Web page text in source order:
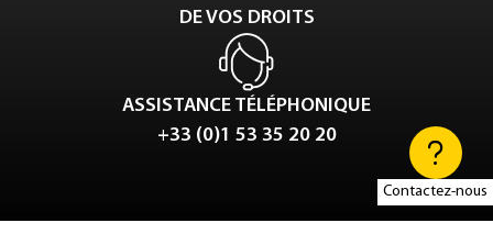
Contactez-nous
DE VOS DROITS
ASSISTANCE TÉLÉPHONIQUE
+33 (0)1 53 35 20 20